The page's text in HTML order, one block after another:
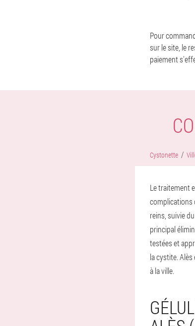
Pour
sur le site, le
paiement
Cystonette
Le traitement
complications
reins, suivie
principal
testées et
la cystite.
à la ville.